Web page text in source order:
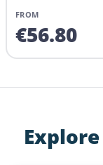
FROM
€56.80